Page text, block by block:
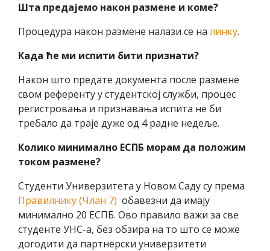
Шта предајемо након размене и коме?
Процедура након размене налази се на линку.
Када ће ми испити бити признати?
Након што предате документа после размене
свом референту у студентској служби, процес
регистровања и признавања испита не би
требало да траје дуже од 4 радне недеље.
Колико минимално ЕСПБ морам да положим
током размене?
Студенти Универзитета у Новом Саду су према
Правилнику (Члан 7) обавезни да имају
минимално 20 ЕСПБ. Ово правило важи за све
студенте УНС-а, без обзира на то што се може
догодити да партнерски универзитети